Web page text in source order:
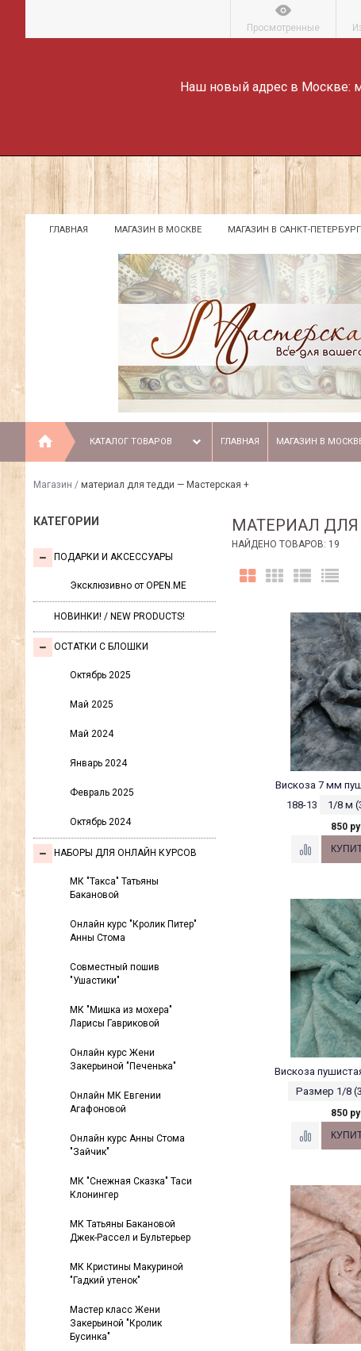
Наш новый адрес в Москве:
Просмотренные
ГЛАВНАЯ МАГАЗИН В МОСКВЕ МАГАЗИН В САНКТ-
КАТАЛОГ ТОВАРОВ ГЛАВНАЯ МАГАЗИН В
Магазин / материал для тедди — Мастерская +
КАТЕГОРИИ
ПОДАРКИ И АКСЕССУАРЫ
Эксклюзивно от OPEN.ME
НОВИНКИ! / NEW PRODUCTS!
ОСТАТКИ С БЛОШКИ
Октябрь 2025
Май 2025
Май 2024
Январь 2024
Февраль 2025
Октябрь 2024
НАБОРЫ ДЛЯ ОНЛАЙН КУРСОВ
МК "Такса" Татьяны
Бакановой
Онлайн курс "Кролик Питер"
Анны Стома
Совместный пошив
"Ушастики"
МК "Мишка из мохера"
Ларисы Гавриковой
Онлайн курс Жени
Закерьиной "Печенька"
Онлайн МК Евгении
Агафоновой
Онлайн курс Анны Стома
"Зайчик"
МК "Снежная Сказка" Таси
Клонингер
МК Татьяны Бакановой
Джек-Рассел и Бультерьер
МК Кристины Макуриной
"Гадкий утенок"
Мастер класс Жени
Закерьиной "Кролик
Бусинка"
МАТЕРИАЛ
НАЙДЕНО ТОВАРОВ: 19
Вискоза 7 мм
188-13
1/8 м
850
Вискоза
Размер 1/8
850